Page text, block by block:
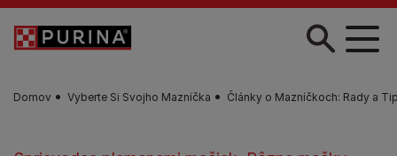
Skočiť na hlavný obsah
Domov Vyberte Si Svojho Mazníčka Články o Mazníčkoch: Rady a